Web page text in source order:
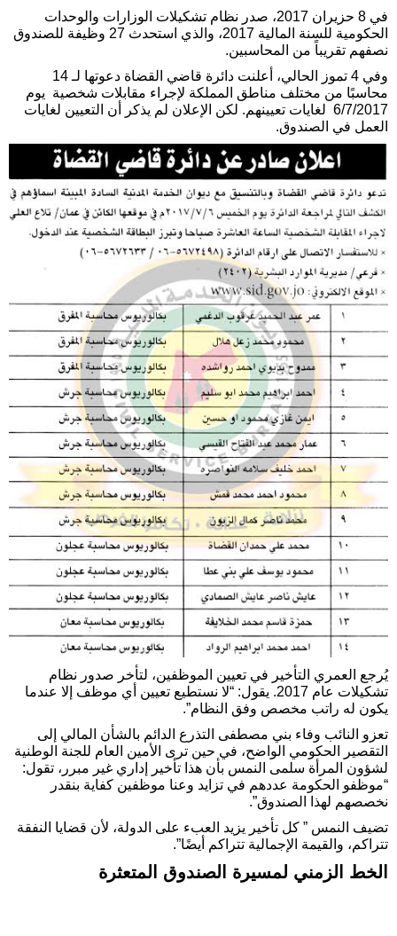
في 8 حزيران 2017، صدر نظام تشكيلات الوزارات والوحدات
الحكومية للسنة المالية 2017، والذي استحدث 27 وظيفة للصندوق
نصفهم تقريباً من المحاسبين.
وفي 4 تموز الحالي، أعلنت دائرة قاضي القضاة دعوتها لـ 14
محاسبًا من مختلف مناطق المملكة لإجراء مقابلات شخصية يوم
6/7/2017 لغايات تعيينهم. لكن الإعلان لم يذكر أن التعيين لغايات
العمل في الصندوق.
يُرجع العمري التأخير في تعيين الموظفين، لتأخر صدور نظام
تشكيلات عام 2017. يقول: “لا نستطيع تعيين أي موظف إلا عندما
يكون له راتب مخصص وفق النظام”.
تعزو النائب وفاء بني مصطفى التذرع الدائم بالشأن المالي إلى
التقصير الحكومي الواضح، في حين ترى الأمين العام للجنة الوطنية
لشؤون المرأة سلمى النمس بأن هذا تأخير إداري غير مبرر، تقول:
“موظفو الحكومة عددهم في تزايد وعنا موظفين كفاية بنقدر
نخصصهم لهذا الصندوق”.
تضيف النمس ” كل تأخير يزيد العبء على الدولة، لأن قضايا النفقة
تتراكم، والقيمة الإجمالية تتراكم أيضًا”.
الخط الزمني لمسيرة الصندوق المتعثرة